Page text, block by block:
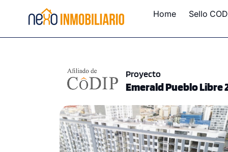
Home Sello
Proyecto
Emerald Pueblo Libre